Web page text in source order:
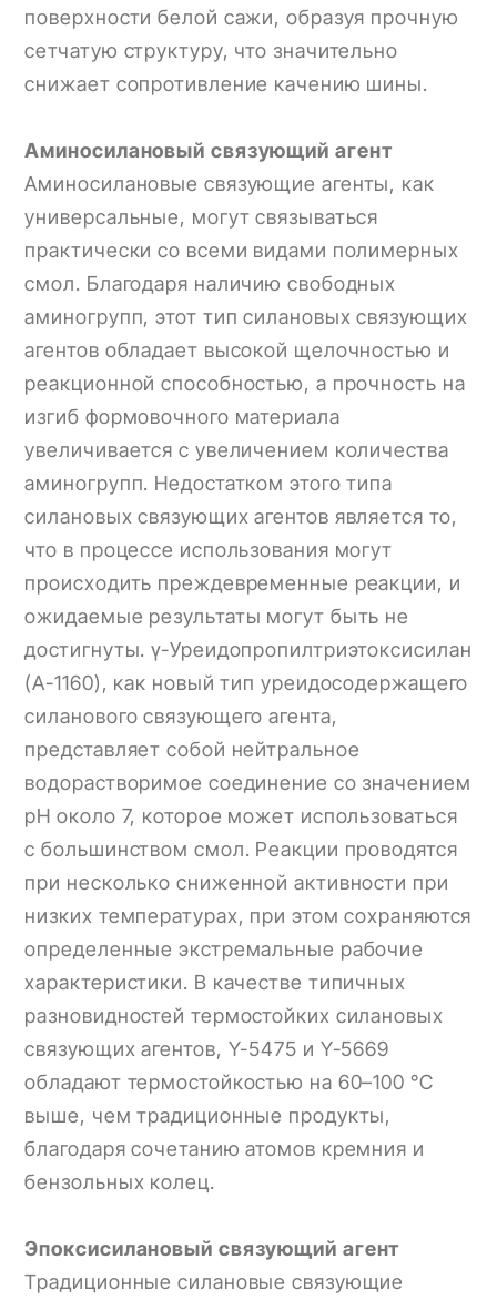
поверхности белой сажи, образуя прочную
сетчатую структуру, что значительно
снижает сопротивление качению шины.
Аминосилановый связующий агент
Аминосилановые связующие агенты, как
универсальные, могут связываться
практически со всеми видами полимерных
смол. Благодаря наличию свободных
аминогрупп, этот тип силановых связующих
агентов обладает высокой щелочностью и
реакционной способностью, а прочность на
изгиб формовочного материала
увеличивается с увеличением количества
аминогрупп. Недостатком этого типа
силановых связующих агентов является то,
что в процессе использования могут
происходить преждевременные реакции, и
ожидаемые результаты могут быть не
достигнуты. γ-Уреидопропилтриэтоксисилан
(A-1160), как новый тип уреидосодержащего
силанового связующего агента,
представляет собой нейтральное
водорастворимое соединение со значением
pH около 7, которое может использоваться
с большинством смол. Реакции проводятся
при несколько сниженной активности при
низких температурах, при этом сохраняются
определенные экстремальные рабочие
характеристики. В качестве типичных
разновидностей термостойких силановых
связующих агентов, Y-5475 и Y-5669
обладают термостойкостью на 60–100 °C
выше, чем традиционные продукты,
благодаря сочетанию атомов кремния и
бензольных колец.
Эпоксисилановый связующий агент
Традиционные силановые связующие